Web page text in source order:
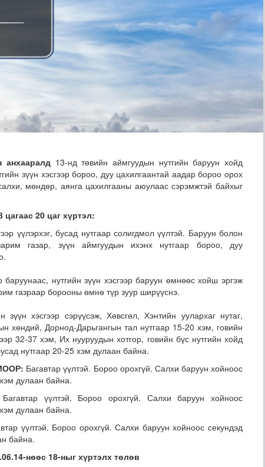
төлбөр ногдуулах шүүхийн шийдвэр гарчээ
анхааралд 13-нд төвийн аймгуудын нутгийн баруун хойд
зүүн хэсгээр бороо, дуу цахилгаантай аадар бороо орох
мөндөр, аянга цахилгааны аюулаас сэрэмжтэй байхыг
20 цаг хүртэл:
үүлэрхэг, бусад нутгаар солигдмол үүлтэй. Баруун болон
газар, зүүн аймгуудын ихэнх нутгаар бороо, дуу
баруунаас, нутгийн зүүн хэсгээр баруун өмнөөс хойш эргэж
газраар борооны өмнө түр зуур ширүүснэ.
зүүн хэсгээр сэрүүсэж, Хөвсгөл, Хэнтийн уулархаг нутаг,
хөндий, Дорнод-Дарьгангын тал нутгаар 15-20 хэм, говийн
32-37 хэм, Их нууруудын хотгор, говийн бүс нутгийн хойд
нутгаар 20-25 хэм дулаан байна.
Багавтар үүлтэй. Бороо орохгүй. Салхи баруун хойноос
дулаан байна.
үүлтэй. Бороо орохгүй. Салхи баруун хойноос
дулаан байна.
үүлтэй. Бороо орохгүй. Салхи баруун хойноос секундэд
байна.
нөөс 18-ныг хүртэлх төлөв